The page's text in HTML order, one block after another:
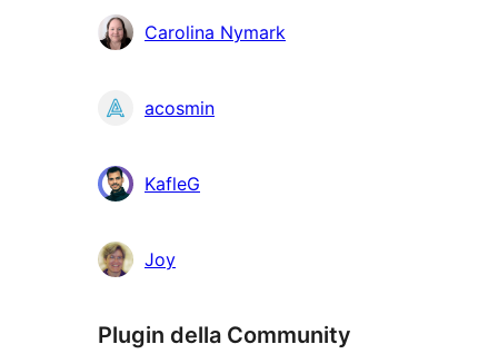
Carolina Nymark
acosmin
KafleG
Joy
Plugin della Community